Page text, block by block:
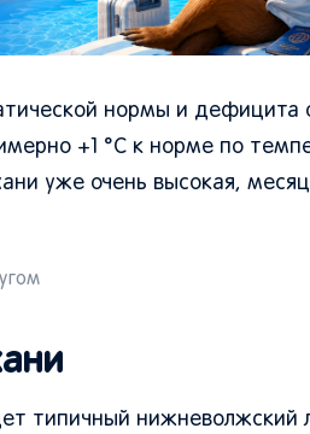
нормы и дефицита
+1 °C к норме по
уже очень высокая,
типичный нижневолжский